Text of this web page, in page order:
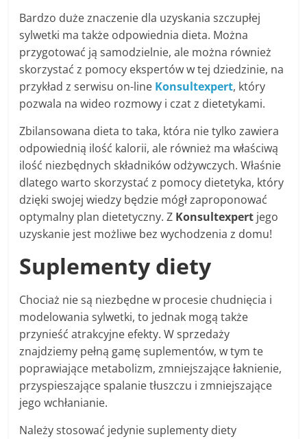
Bardzo duże znaczenie dla uzyskania szczupłej
sylwetki ma także odpowiednia dieta. Można
przygotować ją samodzielnie, ale można również
skorzystać z pomocy ekspertów w tej dziedzinie, na
przykład z serwisu on-line Konsultexpert, który
pozwala na wideo rozmowy i czat z dietetykami.
Zbilansowana dieta to taka, która nie tylko zawiera
odpowiednią ilość kalorii, ale również ma właściwą
ilość niezbędnych składników odżywczych. Właśnie
dlatego warto skorzystać z pomocy dietetyka, który
dzięki swojej wiedzy będzie mógł zaproponować
optymalny plan dietetyczny. Z Konsultexpert jego
uzyskanie jest możliwe bez wychodzenia z domu!
Suplementy diety
Chociaż nie są niezbędne w procesie chudnięcia i
modelowania sylwetki, to jednak mogą także
przynieść atrakcyjne efekty. W sprzedaży
znajdziemy pełną gamę suplementów, w tym te
poprawiające metabolizm, zmniejszające łaknienie,
przyspieszające spalanie tłuszczu i zmniejszające
jego wchłanianie.
Należy stosować jedynie suplementy diety